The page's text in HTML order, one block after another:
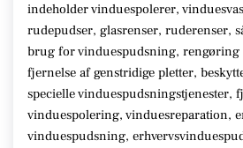
indeholder vinduespolerer,
rudepudser, glasrenser, ruderenser,
brug for vinduespudsning, rengøring
fjernelse af genstridige pletter,
specielle vinduespudsningstjenester,
vinduespolering, vinduesreparation,
vinduespudsning,